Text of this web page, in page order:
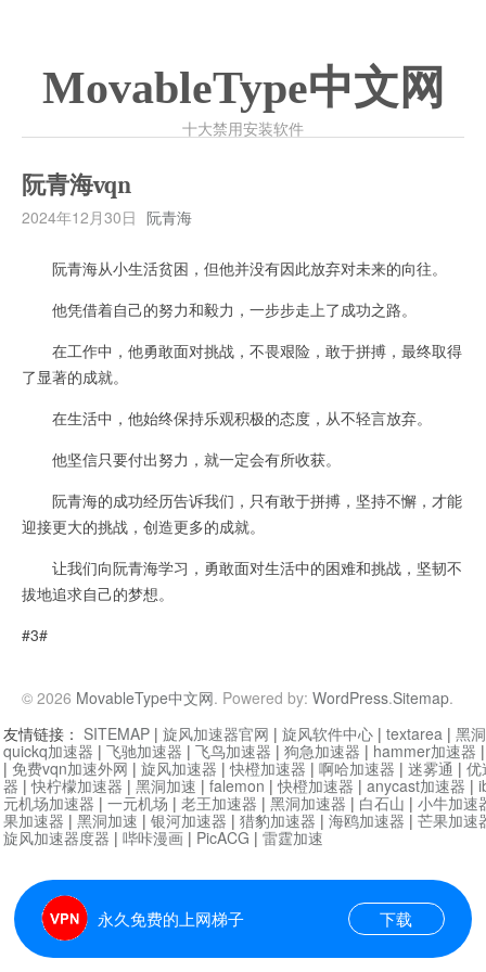
MovableType中文网
十大禁用安装软件
阮青海vqn
2024年12月30日 阮青海
阮青海从小生活贫困，但他并没有因此放弃对未来的向往。
他凭借着自己的努力和毅力，一步步走上了成功之路。
在工作中，他勇敢面对挑战，不畏艰险，敢于拼搏，最终取得
了显著的成就。
在生活中，他始终保持乐观积极的态度，从不轻言放弃。
他坚信只要付出努力，就一定会有所收获。
阮青海的成功经历告诉我们，只有敢于拼搏，坚持不懈，才能
迎接更大的挑战，创造更多的成就。
让我们向阮青海学习，勇敢面对生活中的困难和挑战，坚韧不
拔地追求自己的梦想。
#3#
© 2026 MovableType中文网. Powered by: WordPress.Sitemap.
永久免费的上网梯子 下载
友情链接： SITEMAP | 旋风加速器官网 | 旋风软件中心 | textarea | 黑
quickq加速器 | 飞驰加速器 | 飞鸟加速器 | 狗急加速器 | hammer加速器
| 免费vqn加速外网 | 旋风加速器 |快橙加速器 | 啊哈加速器 | 迷雾通 | 优
器 |快柠檬加速器 | 黑洞加速 | falemon |快橙加速器 | anycast加速器 |
元机场加速器 | 一元机场 | 老王加速器 | 黑洞加速器 | 白石山 | 小牛加速
果加速器 | 黑洞加速 | 银河加速器 | 猎豹加速器 | 海鸥加速器 | 芒果加速
旋风加速器度器 | 哔咔漫画 | PicACG | 雷霆加速